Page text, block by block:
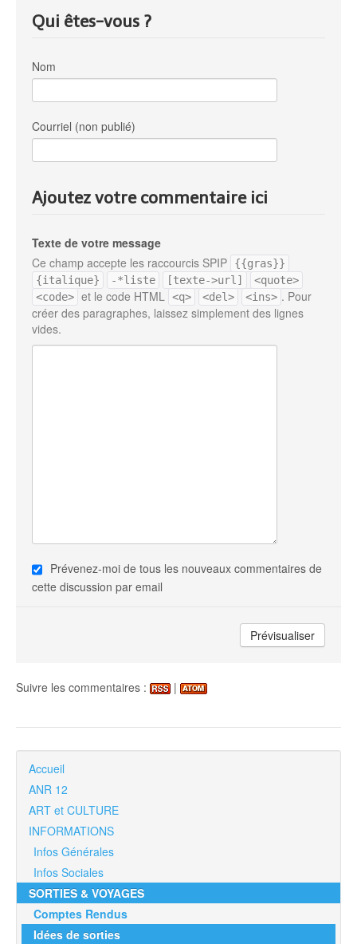
Qui êtes-vous ?
Nom
Courriel (non publié)
Ajoutez votre commentaire ici
Texte de votre message
Ce champ accepte les raccourcis SPIP
{{gras}}
{italique}
-*liste [texte->url]
<quote>
<code> et le code HTML <q> <del> <ins> . Pour
créer des paragraphes, laissez simplement des lignes
vides.
Prévenez-moi de tous les nouveaux commentaires de
cette discussion par email
Suivre les commentaires : |
Accueil
ANR 12
ART et CULTURE
INFORMATIONS
Infos Générales
Infos Sociales
SORTIES & VOYAGES
Comptes Rendus
Idées de sorties